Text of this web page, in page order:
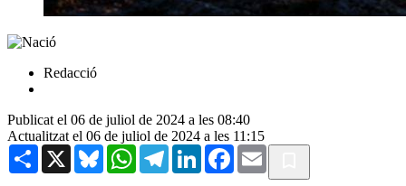
Redacció
Publicat el 06 de juliol de 2024 a les 08:40
Actualitzat el 06 de juliol de 2024 a les 11:15
Share X BlueskyWhatsAppTelegramLinkedInFacebook
Email